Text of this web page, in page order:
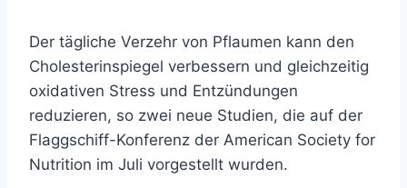
Der tägliche Verzehr von Pflaumen kann den
Cholesterinspiegel verbessern und gleichzeitig
oxidativen Stress und Entzündungen
reduzieren, so zwei neue Studien, die auf der
Flaggschiff-Konferenz der American Society for
Nutrition im Juli vorgestellt wurden.